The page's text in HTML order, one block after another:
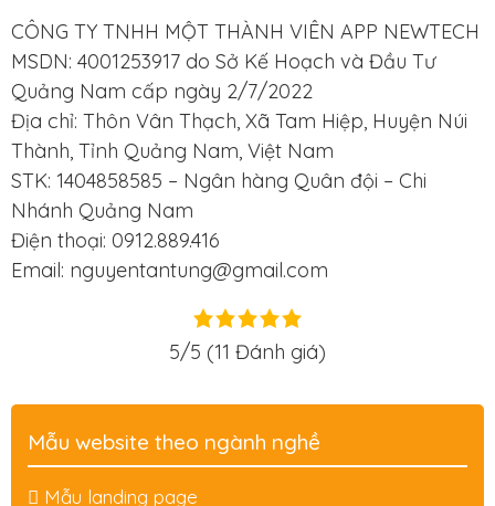
CÔNG TY TNHH MỘT THÀNH VIÊN APP NEWTECH
MSDN: 4001253917 do Sở Kế Hoạch và Đầu Tư
Quảng Nam cấp ngày 2/7/2022
Địa chỉ: Thôn Vân Thạch, Xã Tam Hiệp, Huyện Núi
Thành, Tỉnh Quảng Nam, Việt Nam
STK: 1404858585 – Ngân hàng Quân đội – Chi
Nhánh Quảng Nam
Điện thoại: 0912.889.416
Email: nguyentantung@gmail.com
5/5 (11 Đánh giá)
Mẫu website theo ngành nghề
Mẫu landing page